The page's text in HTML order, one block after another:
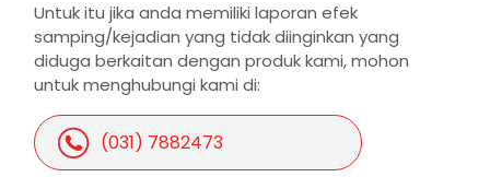
(031) 7882473
Untuk itu jika anda memiliki laporan efek
samping/kejadian yang tidak diinginkan yang
diduga berkaitan dengan produk kami, mohon
untuk menghubungi kami di: